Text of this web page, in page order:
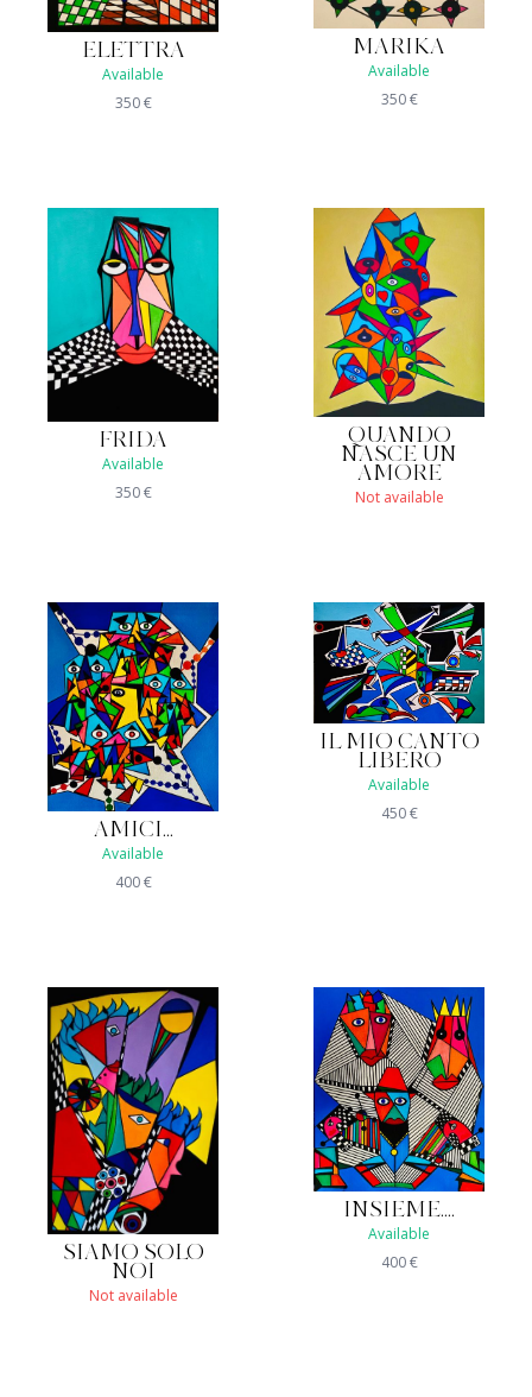
ELETTRA
Available
350€
MARIKA
Available
350€
FRIDA
Available
350€
QUANDO
NASCE UN
AMORE
Not available
AMICI...
Available
400€
IL MIO CANTO
LIBERO
Available
450€
SIAMO SOLO
NOI
Not available
INSIEME....
Available
400€